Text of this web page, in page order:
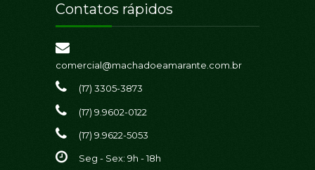
Contatos rápidos
comercial@machadoeamarante.com.br
(17) 3305-3873
(17) 9.9602-0122
(17) 9.9622-5053
Seg - Sex: 9h - 18h